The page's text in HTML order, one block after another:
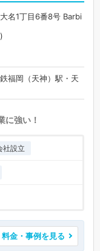
名1丁目6番8号 Barbi
福岡（天神）駅・天
に強い！
社設立
料金・事例を見る